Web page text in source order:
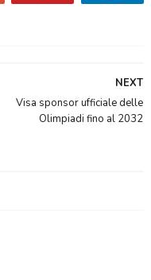
NEXT
Visa sponsor ufficiale delle
Olimpiadi fino al 2032